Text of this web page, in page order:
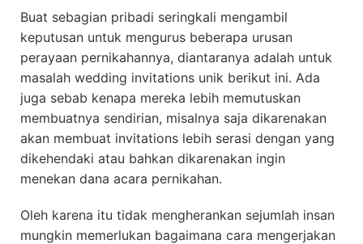
Buat sebagian pribadi seringkali mengambil
keputusan untuk mengurus beberapa urusan
perayaan pernikahannya, diantaranya adalah untuk
masalah wedding invitations unik berikut ini. Ada
juga sebab kenapa mereka lebih memutuskan
membuatnya sendirian, misalnya saja dikarenakan
akan membuat invitations lebih serasi dengan yang
dikehendaki atau bahkan dikarenakan ingin
menekan dana acara pernikahan.
Oleh karena itu tidak mengherankan sejumlah insan
mungkin memerlukan bagaimana cara mengerjakan